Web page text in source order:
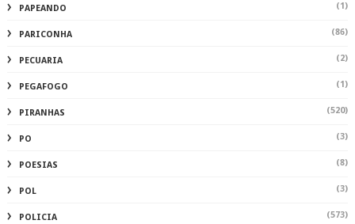
PAPEANDO (1)
PARICONHA (86)
PECUARIA (2)
PEGAFOGO (1)
PIRANHAS (520)
PO (3)
POESIAS (8)
POL (3)
POLICIA (573)